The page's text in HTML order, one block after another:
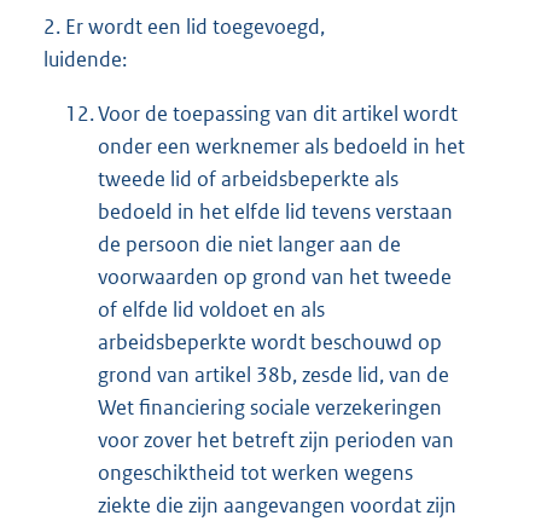
2. Er wordt een lid toegevoegd,
luidende:
12.Voor de toepassing van dit artikel wordt
onder een werknemer als bedoeld in het
tweede lid of arbeidsbeperkte als
bedoeld in het elfde lid tevens verstaan
de persoon die niet langer aan de
voorwaarden op grond van het tweede
of elfde lid voldoet en als
arbeidsbeperkte wordt beschouwd op
grond van artikel 38b, zesde lid, van de
Wet financiering sociale verzekeringen
voor zover het betreft zijn perioden van
ongeschiktheid tot werken wegens
ziekte die zijn aangevangen voordat zijn